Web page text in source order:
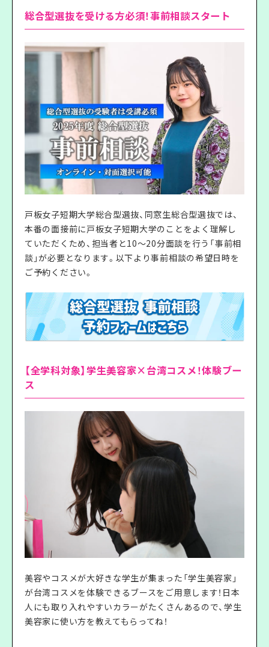
総合型選抜を受ける方必須！事前相談スタート
戸板女子短期大学総合型選抜、同窓生総合型選抜では、
本番の面接前に戸板女子短期大学のことをよく理解し
ていただくため、担当者と10～20分面談を行う「事前相
談」が必要となります。以下より事前相談の希望日時を
ご予約ください。
【全学科対象】学生美容家×台湾コスメ！体験ブー
ス
美容やコスメが大好きな学生が集まった「学生美容家」
が台湾コスメを体験できるブースをご用意します！日本
人にも取り入れやすいカラーがたくさんあるので、学生
美容家に使い方を教えてもらってね！